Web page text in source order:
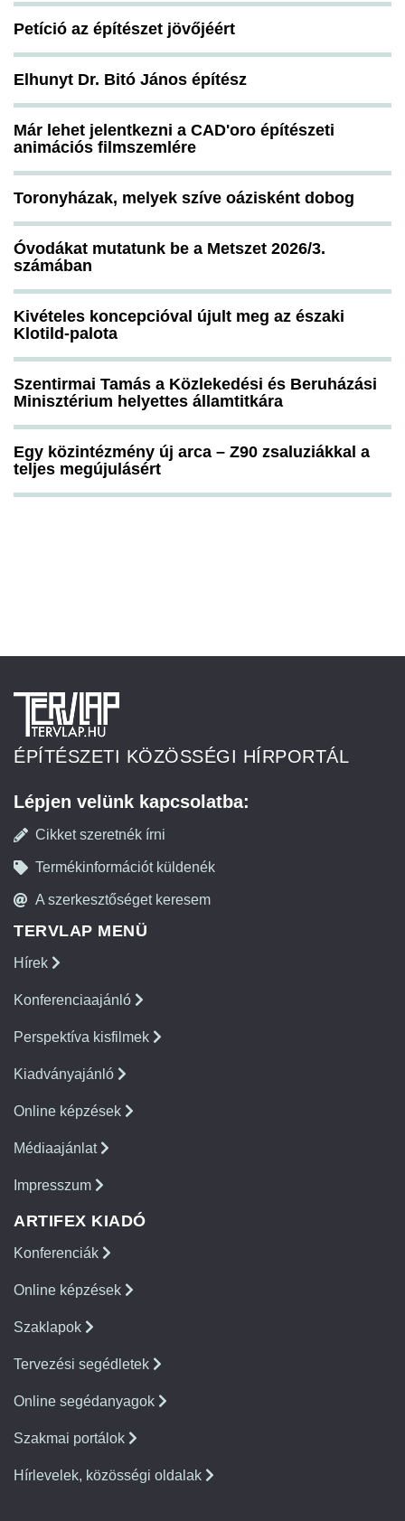
Petíció az építészet jövőjéért
Elhunyt Dr. Bitó János építész
Már lehet jelentkezni a CAD'oro építészeti
animációs filmszemlére
Toronyházak, melyek szíve oázisként dobog
Óvodákat mutatunk be a Metszet 2026/3.
számában
Kivételes koncepcióval újult meg az északi
Klotild-palota
Szentirmai Tamás a Közlekedési és Beruházási
Minisztérium helyettes államtitkára
Egy közintézmény új arca – Z90 zsaluziákkal a
teljes megújulásért
ÉPÍTÉSZETI KÖZÖSSÉGI HÍRPORTÁL
Lépjen velünk kapcsolatba:
Cikket szeretnék írni
Termékinformációt küldenék
A szerkesztőséget keresem
TERVLAP MENÜ
Hírek
Konferenciaajánló
Perspektíva kisfilmek
Kiadványajánló
Online képzések
Médiaajánlat
Impresszum
ARTIFEX KIADÓ
Konferenciák
Online képzések
Szaklapok
Tervezési segédletek
Online segédanyagok
Szakmai portálok
Hírlevelek, közösségi oldalak